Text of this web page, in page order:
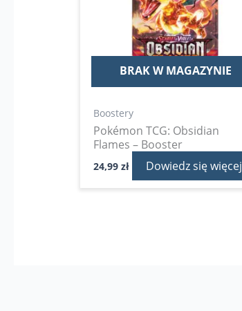
BRAK W MAGAZYNIE
Boostery
Pokémon TCG: Obsidian
Flames – Booster
24,99zł Dowiedz się więcej